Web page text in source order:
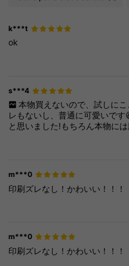
k***t
ok
s***4
本物買えないので、試しに
レもないし、普通に可愛いで
と思いました!もちろん本物に
m***0
印刷ズレなし！かわいい！！！
m***0
印刷ズレなし！かわいい！！！